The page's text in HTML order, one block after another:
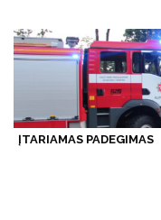
ĮTARIAMAS PADEGIMAS